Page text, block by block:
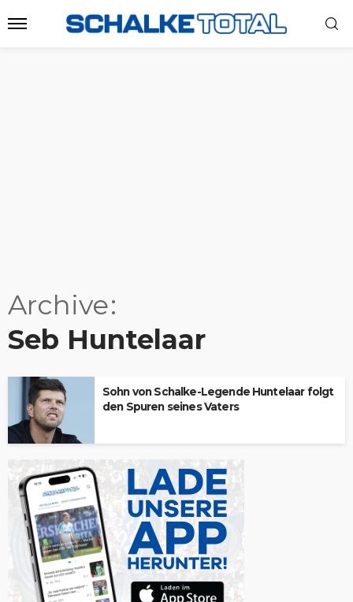
Archive
Seb Huntelaar
Sohn von Schalke-Legende Huntelaar folgt
den Spuren seines Vaters